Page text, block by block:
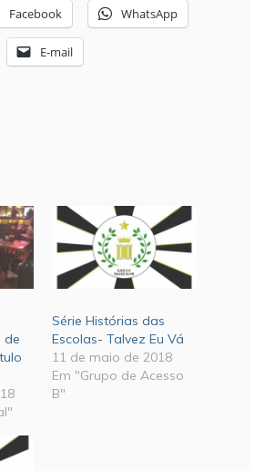
Facebook WhatsApp
E-mail
de
Série Histórias das
Escolas- Talvez Eu Vá
11 de maio de 2018
Em "Grupo de Acesso
B"